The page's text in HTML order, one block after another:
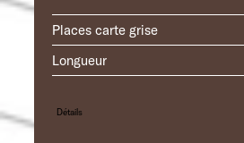
Places carte grise
Longueur
Détails